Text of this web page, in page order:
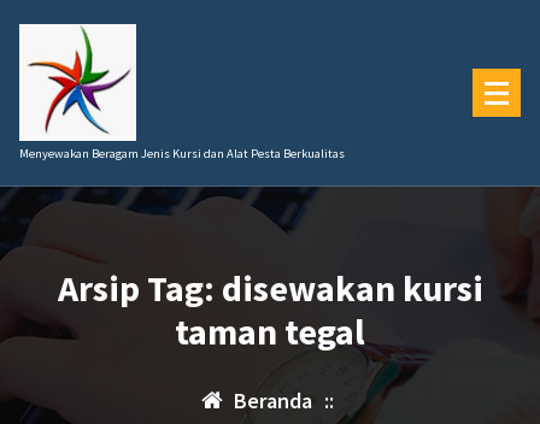
konten
Menyewakan Beragam Jenis Kursi dan Alat Pesta Berkualitas
Arsip Tag: disewakan kursi
taman tegal
Beranda ::